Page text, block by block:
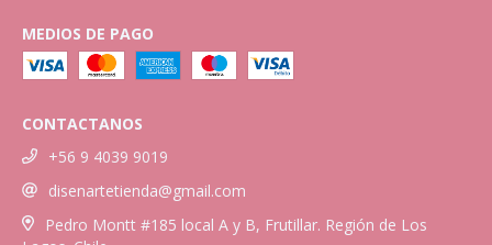
MEDIOS DE PAGO
CONTACTANOS
+56 9 4039 9019
disenartetienda@gmail.com
Pedro Montt #185 local A y B, Frutillar. Región de Los